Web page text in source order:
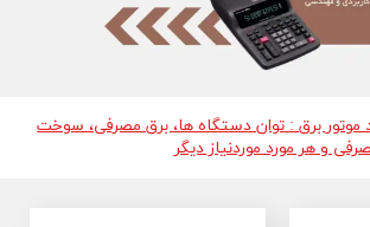
موتور برق : توان دستگاه ها، برق مصرفی، سوخت
و هر مورد موردنیاز دیگر